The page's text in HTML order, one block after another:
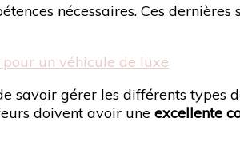
nécessaires. Ces
un véhicule de luxe
savoir gérer les différents types
doivent avoir une excellente